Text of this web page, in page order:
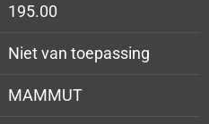
195.00
Niet van toepassing
MAMMUT